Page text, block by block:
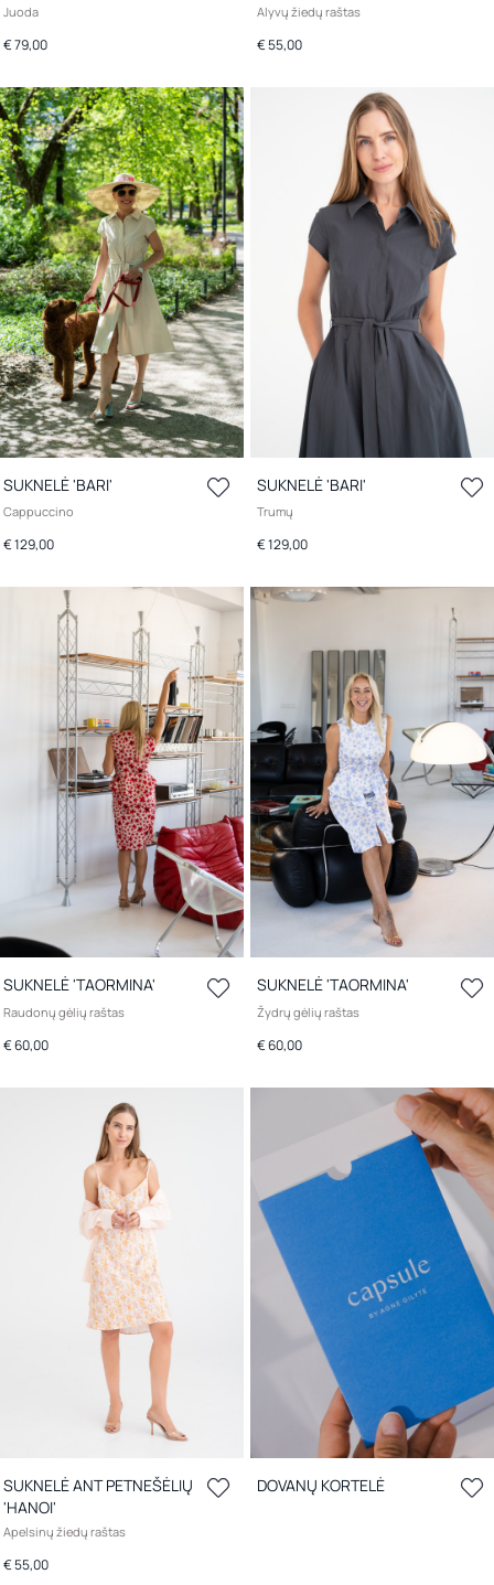
Juoda
€ 79,00
Alyvų žiedų raštas
€ 55,00
SUKNELĖ 'BARI'
Cappuccino
€ 129,00
SUKNELĖ 'BARI'
Trumų
€ 129,00
SUKNELĖ 'TAORMINA'
Raudonų gėlių raštas
€ 60,00
SUKNELĖ 'TAORMINA'
Žydrų gėlių raštas
€ 60,00
SUKNELĖ ANT PETNEŠĖLIŲ
'HANOI'
Apelsinų žiedų raštas
€ 55,00
DOVANŲ KORTELĖ